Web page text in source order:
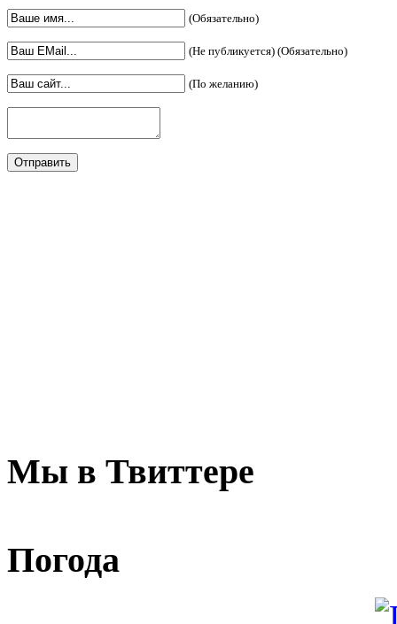
(Обязательно)
(Не публикуется) (Обязательно)
(По желанию)
Мы в Твиттере
Погода